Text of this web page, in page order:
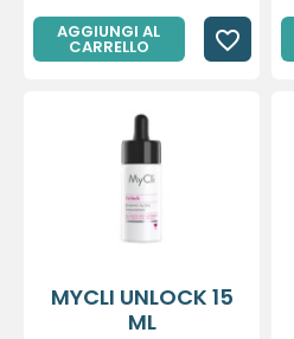
AGGIUNGI AL
CARRELLO favorite_border
MYCLI UNLOCK 15
ML